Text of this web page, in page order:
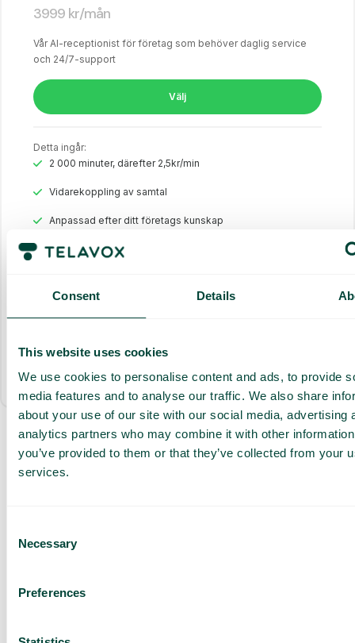
Consent Details
This website uses cookies
We use cookies to personalise content and ads, to provide
media features and to analyse our traffic. We also share
about your use of our site with our social media, advertising
analytics partners who may combine it with other
you’ve provided to them or that they’ve collected from your
services.
Selection
Necessary
Preferences
3999 kr/mån
Vår AI-receptionist för företag som behöver daglig service
och 24/7-support
Välj
Detta ingår:
2 000 minuter, därefter 2,5kr/min
Vidarekoppling av samtal
Anpassad efter ditt företags kunskap
ISO 27001 & GDPR-kompatibel
Allt som ingår
Få en
offert
Offert anpassad för ditt
Utforska